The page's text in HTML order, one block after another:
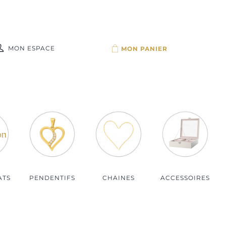
Bijoux de 100 à 150€
Bijoux de 150 à 200€
Bijoux plus de 200€
MON ESPACE
PENDENTIFS CHAINES ACCESSOIRES